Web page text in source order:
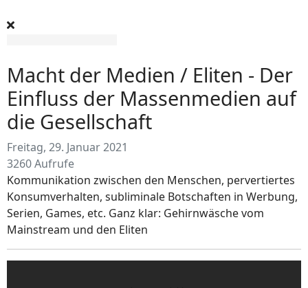
Macht der Medien / Eliten - Der
Einfluss der Massenmedien auf
die Gesellschaft
Freitag, 29. Januar 2021
3260 Aufrufe
Kommunikation zwischen den Menschen, pervertiertes
Konsumverhalten, subliminale Botschaften in Werbung,
Serien, Games, etc. Ganz klar: Gehirnwäsche vom
Mainstream und den Eliten